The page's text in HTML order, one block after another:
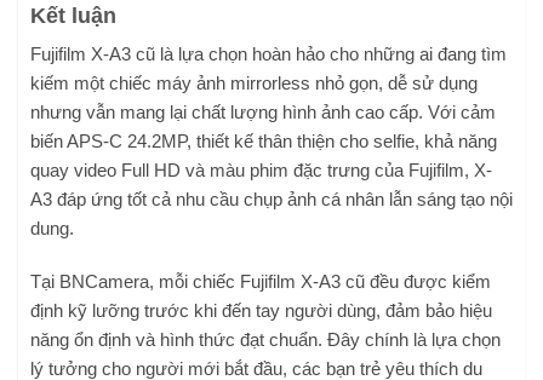
Kết luận
Fujifilm X-A3 cũ là lựa chọn hoàn hảo cho những ai đang tìm
kiếm một chiếc máy ảnh mirrorless nhỏ gọn, dễ sử dụng
nhưng vẫn mang lại chất lượng hình ảnh cao cấp. Với cảm
biến APS-C 24.2MP, thiết kế thân thiện cho selfie, khả năng
quay video Full HD và màu phim đặc trưng của Fujifilm, X-
A3 đáp ứng tốt cả nhu cầu chụp ảnh cá nhân lẫn sáng tạo nội
dung.
Tại BNCamera, mỗi chiếc Fujifilm X-A3 cũ đều được kiểm
định kỹ lưỡng trước khi đến tay người dùng, đảm bảo hiệu
năng ổn định và hình thức đạt chuẩn. Đây chính là lựa chọn
lý tưởng cho người mới bắt đầu, các bạn trẻ yêu thích du